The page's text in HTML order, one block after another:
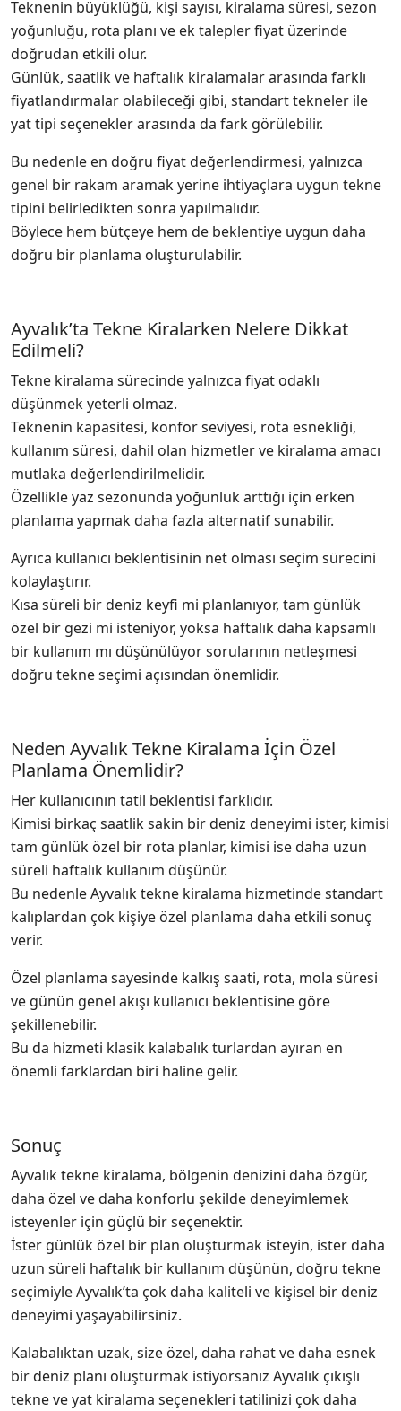
Teknenin büyüklüğü, kişi sayısı, kiralama süresi, sezon
yoğunluğu, rota planı ve ek talepler fiyat üzerinde
doğrudan etkili olur.
Günlük, saatlik ve haftalık kiralamalar arasında farklı
fiyatlandırmalar olabileceği gibi, standart tekneler ile
yat tipi seçenekler arasında da fark görülebilir.
Bu nedenle en doğru fiyat değerlendirmesi, yalnızca
genel bir rakam aramak yerine ihtiyaçlara uygun tekne
tipini belirledikten sonra yapılmalıdır.
Böylece hem bütçeye hem de beklentiye uygun daha
doğru bir planlama oluşturulabilir.
Ayvalık’ta Tekne Kiralarken Nelere Dikkat
Edilmeli?
Tekne kiralama sürecinde yalnızca fiyat odaklı
düşünmek yeterli olmaz.
Teknenin kapasitesi, konfor seviyesi, rota esnekliği,
kullanım süresi, dahil olan hizmetler ve kiralama amacı
mutlaka değerlendirilmelidir.
Özellikle yaz sezonunda yoğunluk arttığı için erken
planlama yapmak daha fazla alternatif sunabilir.
Ayrıca kullanıcı beklentisinin net olması seçim sürecini
kolaylaştırır.
Kısa süreli bir deniz keyfi mi planlanıyor, tam günlük
özel bir gezi mi isteniyor, yoksa haftalık daha kapsamlı
bir kullanım mı düşünülüyor sorularının netleşmesi
doğru tekne seçimi açısından önemlidir.
Neden Ayvalık Tekne Kiralama İçin Özel
Planlama Önemlidir?
Her kullanıcının tatil beklentisi farklıdır.
Kimisi birkaç saatlik sakin bir deniz deneyimi ister, kimisi
tam günlük özel bir rota planlar, kimisi ise daha uzun
süreli haftalık kullanım düşünür.
Bu nedenle Ayvalık tekne kiralama hizmetinde standart
kalıplardan çok kişiye özel planlama daha etkili sonuç
verir.
Özel planlama sayesinde kalkış saati, rota, mola süresi
ve günün genel akışı kullanıcı beklentisine göre
şekillenebilir.
Bu da hizmeti klasik kalabalık turlardan ayıran en
önemli farklardan biri haline gelir.
Sonuç
Ayvalık tekne kiralama, bölgenin denizini daha özgür,
daha özel ve daha konforlu şekilde deneyimlemek
isteyenler için güçlü bir seçenektir.
İster günlük özel bir plan oluşturmak isteyin, ister daha
uzun süreli haftalık bir kullanım düşünün, doğru tekne
seçimiyle Ayvalık’ta çok daha kaliteli ve kişisel bir deniz
deneyimi yaşayabilirsiniz.
Kalabalıktan uzak, size özel, daha rahat ve daha esnek
bir deniz planı oluşturmak istiyorsanız Ayvalık çıkışlı
tekne ve yat kiralama seçenekleri tatilinizi çok daha